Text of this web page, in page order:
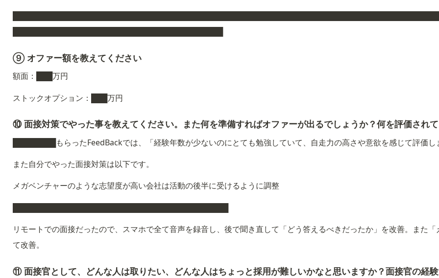
⑨ オファー額を教えてください
額面：███万円
ストックオプション：███万円
⑩ 面接対策でやった事を教えてください。また何を準備すればオファーが出るでしょうか？何を評価され
████████もらったFeedBackでは、「経験年数が少ないのにとても勉強していて、自走力の高さや意欲を感じて評価
また自分でやった面接対策は以下です。
メガベンチャーのような志望度が高い会社は活動の後半に受けるように調整
リモートでの面接だったので、スマホで全て音声を録音し、後で聞き直して「どう答えるべきだったか」を改善。また
て改善。
⑪ 面接官として、どんな人は取りたい、どんな人はちょっと採用が難しいかなと思いますか？面接官の経